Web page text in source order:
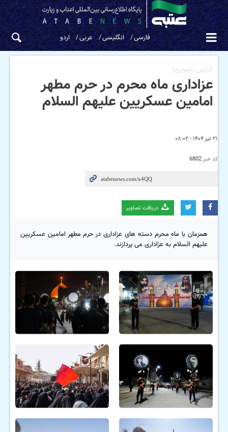
فارسی انگلیسی عربی اردو
۲۱ تیر ۱۴۰۴ - ۰۸:۰۲
کد خبر6802
دریافت تصاویر
گزارش تصویری؛
عزاداری ماه محرم در حرم مطهر
امامین عسکریین علیهم السلام
همزمان با ماه محرم دسته های عزاداری در حرم مطهر امامین عسکریین
علیهم السلام به عزاداری می پردازند.